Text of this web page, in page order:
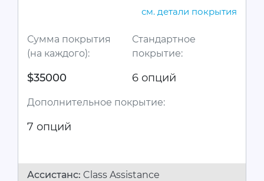
см. детали покрытия
Сумма покрытия
(на каждого):
$35000
Стандартное
покрытие:
6 опций
Дополнительное покрытие:
7 опций
Ассистанc: Class Assistance